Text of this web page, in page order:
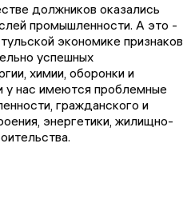
должников оказались
промышленности. А это -
экономике признаков
успешных
химии, оборонки и
нас имеются проблемные
гражданского и
энергетики, жилищно-